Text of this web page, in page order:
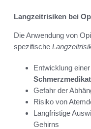
Langzeitrisiken bei
Die Anwendung von
spezifische
Entwicklung
Gefahr der
Risiko von
Langfristige
Gehirns